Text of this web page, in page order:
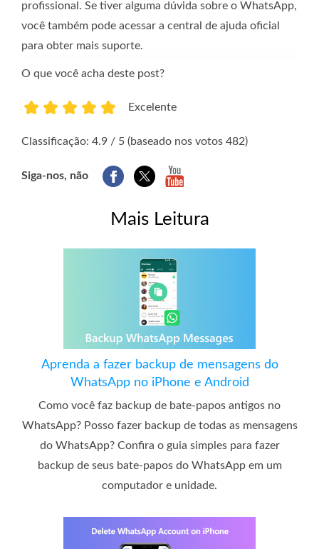
profissional. Se tiver alguma dúvida sobre o WhatsApp,
você também pode acessar a central de ajuda oficial
para obter mais suporte.
O que você acha deste post?
Excelente
Classificação: 4.9 / 5 (baseado nos votos 482)
Siga-nos, não
Mais Leitura
Aprenda a fazer backup de mensagens do
WhatsApp no ​​iPhone e Android
Como você faz backup de bate-papos antigos no
WhatsApp? Posso fazer backup de todas as mensagens
do WhatsApp? Confira o guia simples para fazer
backup de seus bate-papos do WhatsApp em um
computador e unidade.